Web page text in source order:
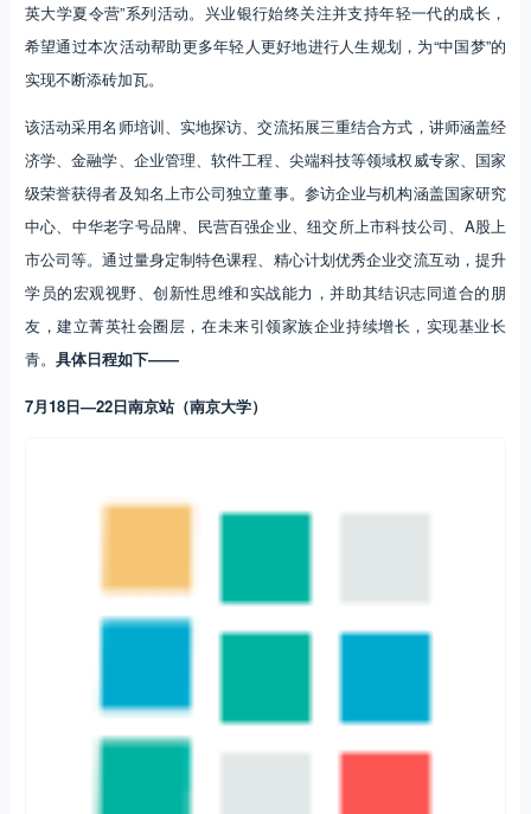
英大学夏令营”系列活动。兴业银行始终关注并支持年轻一代的成长，
希望通过本次活动帮助更多年轻人更好地进行人生规划，为“中国梦”的
实现不断添砖加瓦。
该活动采用名师培训、实地探访、交流拓展三重结合方式，讲师涵盖经
济学、金融学、企业管理、软件工程、尖端科技等领域权威专家、国家
级荣誉获得者及知名上市公司独立董事。参访企业与机构涵盖国家研究
中心、中华老字号品牌、民营百强企业、纽交所上市科技公司、A股上
市公司等。通过量身定制特色课程、精心计划优秀企业交流互动，提升
学员的宏观视野、创新性思维和实战能力，并助其结识志同道合的朋
友，建立菁英社会圈层，在未来引领家族企业持续增长，实现基业长
青。 具体日程如下——
7月18日—22日南京站（南京大学）